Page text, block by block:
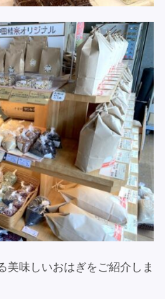
美味しいおはぎをご紹介しま